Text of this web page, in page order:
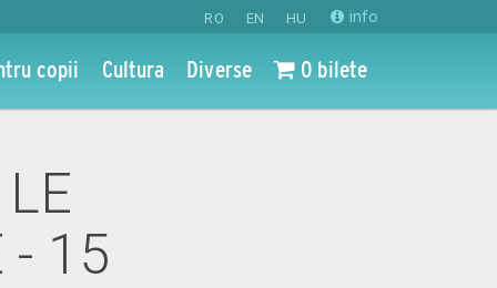
RO EN HU info
copii Cultura Diverse 0 bilete
- 15